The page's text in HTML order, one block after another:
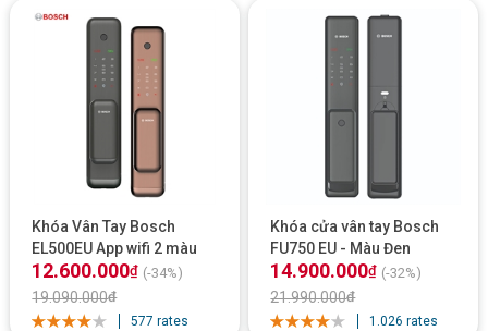
Khóa Vân Tay Bosch
EL500EU App wifi 2 màu
đen xám / vàng đồng
12.600.000₫ (-34%)
19.090.000₫
577 rates
Khóa cửa vân tay Bosch
FU750 EU - Màu Đen
14.900.000₫ (-32%)
21.990.000₫
1.026 rates